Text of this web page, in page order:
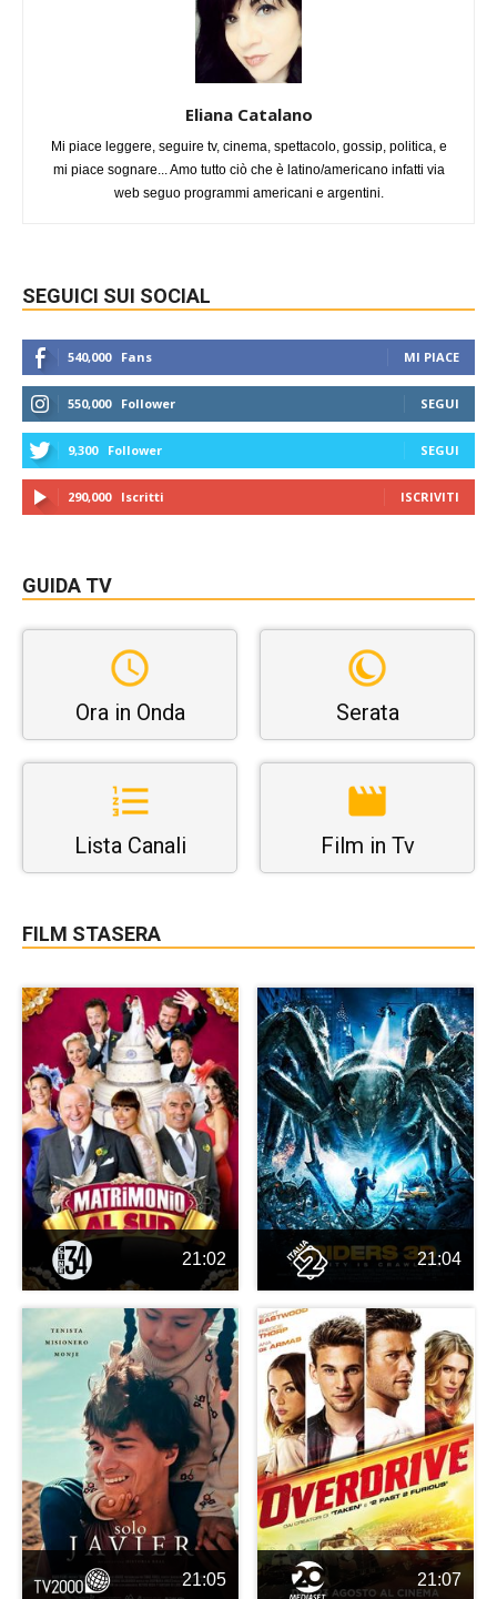
Eliana Catalano
Mi piace leggere, seguire tv, cinema, spettacolo, gossip, politica, e
mi piace sognare... Amo tutto ciò che è latino/americano infatti via
web seguo programmi americani e argentini.
SEGUICI SUI SOCIAL
540,000 Fans MI PIACE
550,000 Follower SEGUI
9,300 Follower SEGUI
290,000 Iscritti ISCRIVITI
GUIDA TV
Ora in Onda Serata
Lista Canali Film in Tv
FILM STASERA
21:02 21:04
21:05 21:07